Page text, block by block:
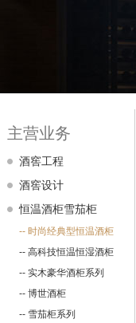
主营业务
酒窖工程
酒窖设计
恒温酒柜雪茄柜
-- 时尚经典型恒温酒柜
-- 高科技恒温恒湿酒柜
-- 实木豪华酒柜系列
-- 博世酒柜
-- 雪茄柜系列